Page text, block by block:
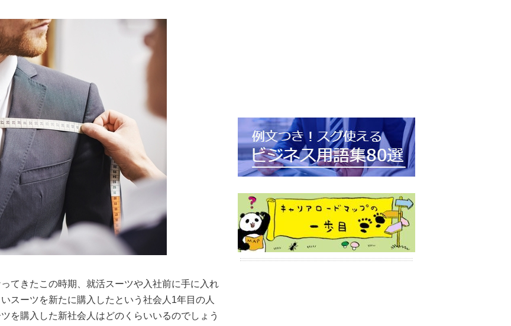
てきたこの時期、就活スーツや入社前に手に入れ
スーツを新たに購入したという社会人1年目の人
を購入した新社会人はどのくらいいるのでしょう